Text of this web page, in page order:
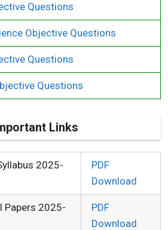
Questions
Objective Questions
Questions
Questions
Links
2025-
PDF
Download
Papers 2025-
PDF
Download